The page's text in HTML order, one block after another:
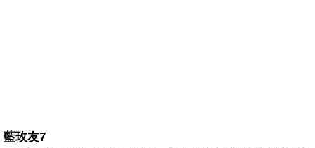
藍玫友7